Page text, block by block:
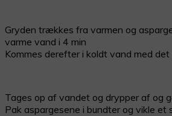
Gryden trækkes fra varmen og
varme vand i 4 min
Kommes derefter i koldt vand med det
Tages op af vandet og drypper af og
Pak aspargesene i bundter og vikle et